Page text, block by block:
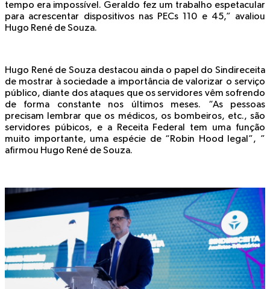
tempo era impossível. Geraldo fez um trabalho espetacular
para acrescentar dispositivos nas PECs 110 e 45,” avaliou
Hugo René de Souza.
Hugo René de Souza destacou ainda o papel do Sindireceita
de mostrar à sociedade a importância de valorizar o serviço
público, diante dos ataques que os servidores vêm sofrendo
de forma constante nos últimos meses. “As pessoas
precisam lembrar que os médicos, os bombeiros, etc., são
servidores púbicos, e a Receita Federal tem uma função
muito importante, uma espécie de “Robin Hood legal”, ”
afirmou Hugo René de Souza.